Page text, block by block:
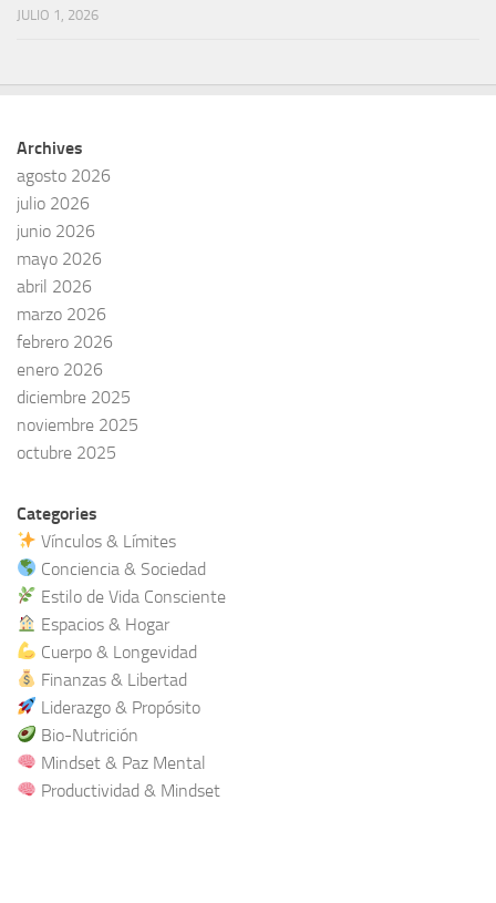
JULIO 1, 2026
Archives
agosto 2026
julio 2026
junio 2026
mayo 2026
abril 2026
marzo 2026
febrero 2026
enero 2026
diciembre 2025
noviembre 2025
octubre 2025
Categories
Vínculos & Límites
Conciencia & Sociedad
Estilo de Vida Consciente
Espacios & Hogar
Cuerpo & Longevidad
Finanzas & Libertad
Liderazgo & Propósito
Bio-Nutrición
Mindset & Paz Mental
Productividad & Mindset